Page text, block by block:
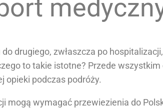
drugiego, zwłaszcza po
to takie istotne? Przede
opieki podczas podróży.
mogą wymagać przewiezienia do